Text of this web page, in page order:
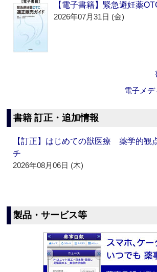
【電子書籍】緊急避妊薬
2026年07月31日 (金)
電子メ
書籍 訂正・追加情報
【訂正】はじめての獣医療 薬学的観
チ
2026年08月06日 (木)
製品・サービス等